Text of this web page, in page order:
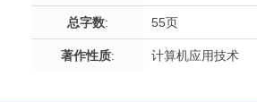
总字数: 55页
著作性质: 计算机应用技术